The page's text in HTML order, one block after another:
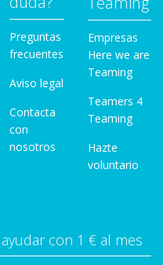
Preguntas
frecuentes
Aviso legal
Contacta
con
nosotros
Empresas
Here we are
Teaming
Teamers 4
Teaming
Hazte
voluntario
con 1 € al mes